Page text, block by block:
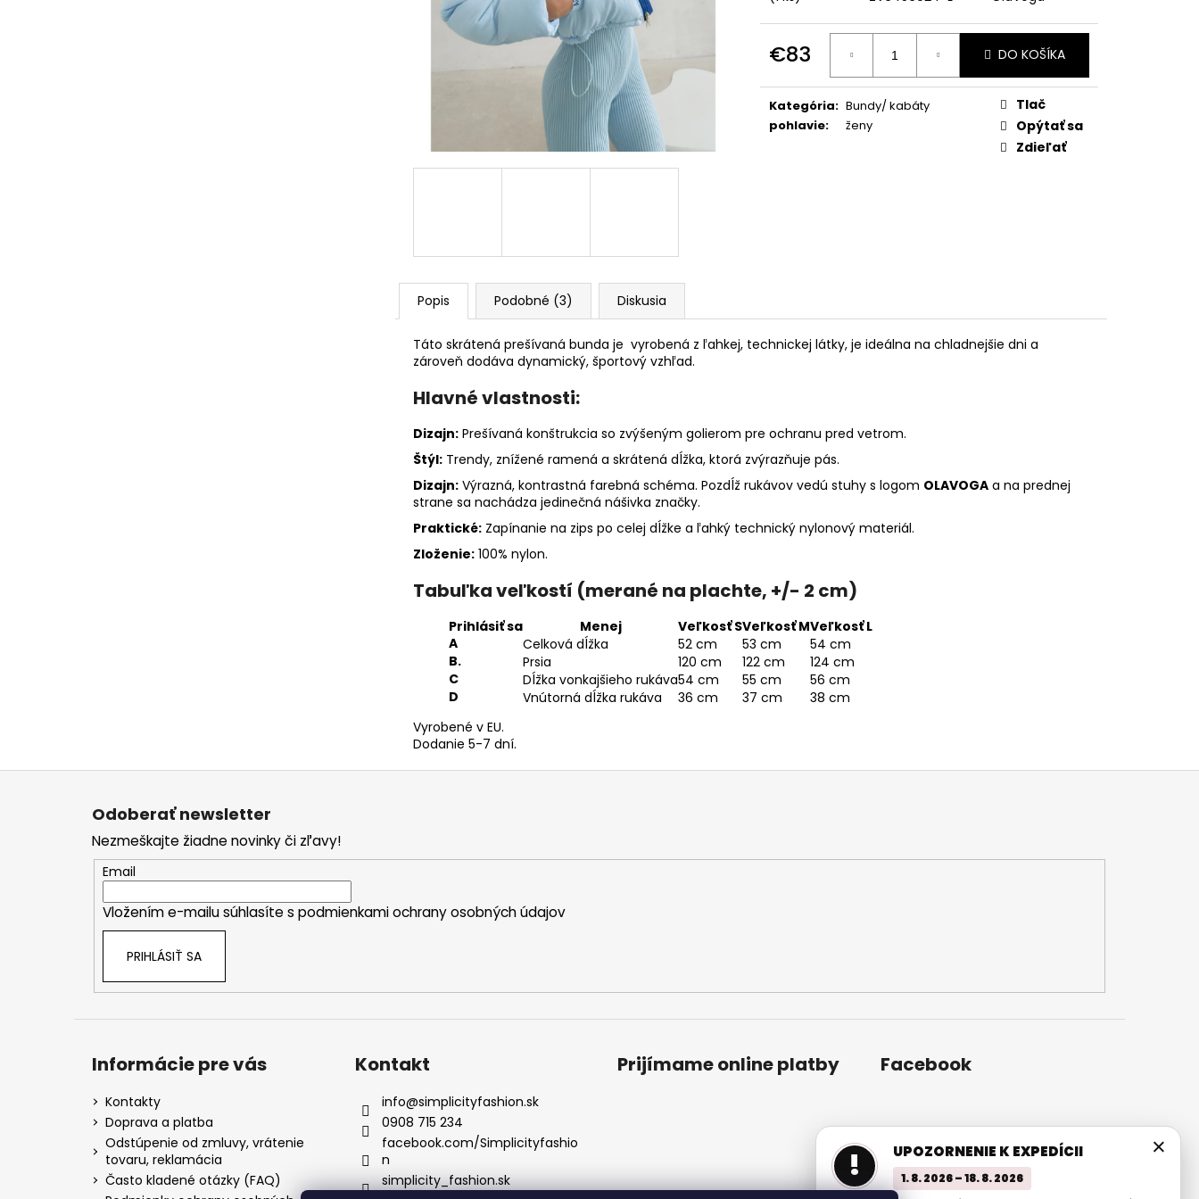
€83
Jednotková
cena:
DO KOŠÍKA
Kategória: Bundy/ kabáty
pohlavie: ženy
Tlač
Opýtať sa
Zdieľať
Popis Podobné (3) Diskusia
Táto skrátená prešívaná bunda je vyrobená z ľahkej, technickej látky, je ideálna na chladnejšie dni a
zároveň dodáva dynamický, športový vzhľad.
Hlavné vlastnosti:
Dizajn: Prešívaná konštrukcia so zvýšeným golierom pre ochranu pred vetrom.
Štýl: Trendy, znížené ramená a skrátená dĺžka, ktorá zvýrazňuje pás.
Dizajn: Výrazná, kontrastná farebná schéma. Pozdĺž rukávov vedú stuhy s logom OLAVOGA a na prednej
strane sa nachádza jedinečná nášivka značky.
Praktické: Zapínanie na zips po celej dĺžke a ľahký technický nylonový materiál.
Zloženie: 100% nylon.
Tabuľka veľkostí (merané na plachte, +/- 2 cm)
Prihlásiť sa Menej Veľkosť SVeľkosť MVeľkosť L
A
Celková dĺžka 52 cm 53 cm
54 cm
B.
Prsia 120 cm 122 cm
124 cm
C
Dĺžka vonkajšieho rukáva54 cm 55 cm
56 cm
D
Vnútorná dĺžka rukáva 36 cm 37 cm
38 cm
Vyrobené v EU.
Dodanie 5-7 dní.
Z
Odoberať newsletter
Nezmeškajte žiadne novinky či zľavy!
Email
Vložením e-mailu súhlasíte s podmienkami ochrany osobných údajov
PRIHLÁSIŤ SA
Informácie pre vás
Kontakty
Doprava a platba
Odstúpenie od zmluvy, vrátenie
tovaru, reklamácia
Často kladené otázky (FAQ)
Kontakt
info@simplicityfashion.sk
0908 715 234
facebook.com/Simplicityfashio
n
simplicity_fashion.sk
Prijímame online platby Facebook
×
! UPOZORNENIE K EXPEDÍCII
1. 8. 2026 – 18. 8. 2026